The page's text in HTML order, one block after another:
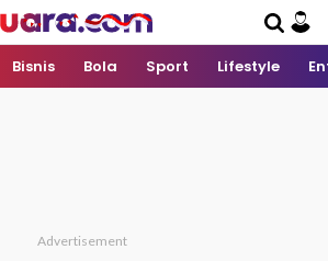
Bisnis Bola Sport Lifestyle